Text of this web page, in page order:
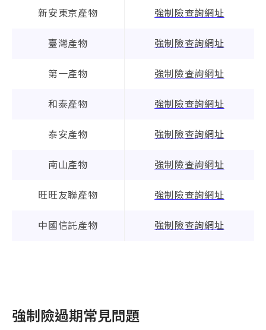
新安東京產物 強制險查詢網址
臺灣產物 強制險查詢網址
第一產物 強制險查詢網址
和泰產物 強制險查詢網址
泰安產物 強制險查詢網址
南山產物 強制險查詢網址
旺旺友聯產物 強制險查詢網址
中國信託產物 強制險查詢網址
強制險過期常見問題